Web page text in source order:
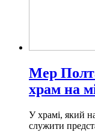
Мер
храм на
У храмі, який
служити